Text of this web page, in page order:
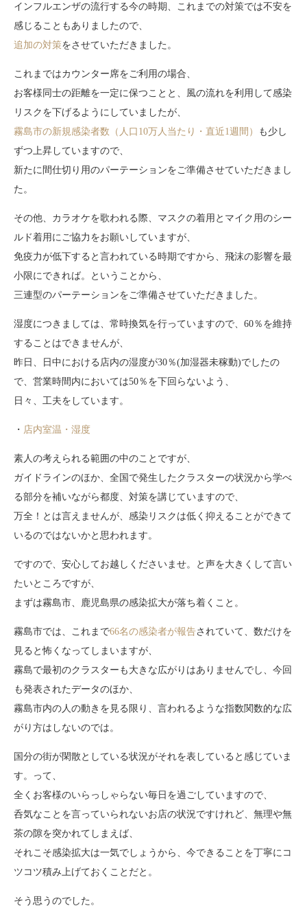
インフルエンザの流行する今の時期、これまでの対策では不安を
感じることもありましたので、
追加の対策をさせていただきました。
これまではカウンター席をご利用の場合、
お客様同士の距離を一定に保つことと、風の流れを利用して感染
リスクを下げるようにしていましたが、
霧島市の新規感染者数（人口10万人当たり・直近1週間）
も少し
ずつ上昇していますので、
新たに間仕切り用のパーテーションをご準備させていただきまし
た。
その他、カラオケを歌われる際、マスクの着用とマイク用のシー
ルド着用にご協力をお願いしていますが、
免疫力が低下すると言われている時期ですから、飛沫の影響を最
小限にできれば。ということから、
三連型のパーテーションをご準備させていただきました。
湿度につきましては、常時換気を行っていますので、60％を維持
することはできませんが、
昨日、日中における店内の湿度が30％(加湿器未稼動)でしたの
で、営業時間内においては50％を下回らないよう、
日々、工夫をしています。
・ 店内室温・湿度
素人の考えられる範囲の中のことですが、
ガイドラインのほか、全国で発生したクラスターの状況から学べ
る部分を補いながら都度、対策を講じていますので、
万全！とは言えませんが、感染リスクは低く抑えることができて
いるのではないかと思われます。
ですので、安心してお越しくださいませ。と声を大きくして言い
たいところですが、
まずは霧島市、鹿児島県の感染拡大が落ち着くこと。
霧島市では、これまで66名の感染者が報告されていて、数だけを
見ると怖くなってしまいますが、
霧島で最初のクラスターも大きな広がりはありませんでし、今回
も発表されたデータのほか、
霧島市内の人の動きを見る限り、言われるような指数関数的な広
がり方はしないのでは。
国分の街が閑散としている状況がそれを表していると感じていま
す。って、
全くお客様のいらっしゃらない毎日を過ごしていますので、
呑気なことを言っていられないお店の状況ですけれど、無理や無
茶の隙を突かれてしまえば、
それこそ感染拡大は一気でしょうから、今できることを丁寧にコ
ツコツ積み上げておくことだと。
そう思うのでした。